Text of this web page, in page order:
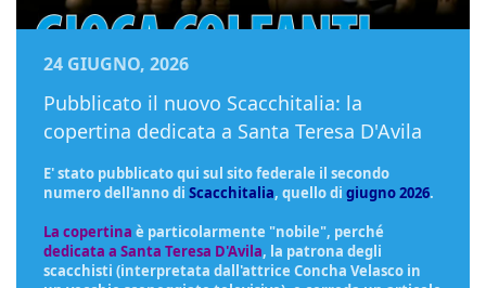
24 GIUGNO, 2026
Pubblicato il nuovo Scacchitalia: la
copertina dedicata a Santa Teresa D'Avila
E' stato pubblicato qui sul sito federale il secondo
numero dell'anno di Scacchitalia, quello di giugno 2026.
La copertina è particolarmente "nobile", perché
dedicata a Santa Teresa D'Avila, la patrona degli
scacchisti (interpretata dall'attrice Concha Velasco in